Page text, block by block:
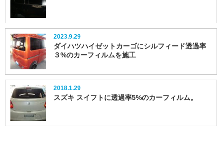
2023.9.29
ダイハツハイゼットカーゴにシルフィード透過率
３%のカーフィルムを施工
2018.1.29
スズキ スイフトに透過率5%のカーフィルム。